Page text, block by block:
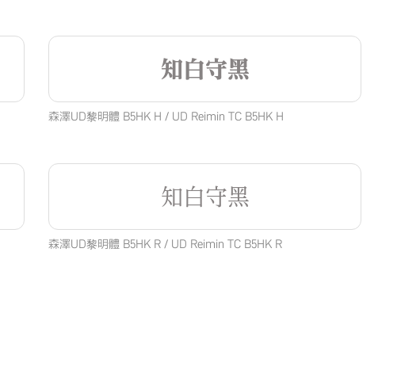
知白守黑
森澤UD黎明體 B5HK H / UD Reimin TC B5HK H
知白守黑
森澤UD黎明體 B5HK R / UD Reimin TC B5HK R